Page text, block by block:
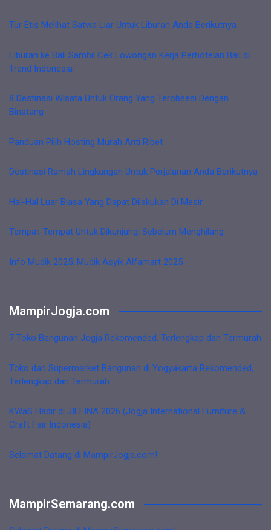
Tur Etis Melihat Satwa Liar Untuk Liburan Anda Berikutnya
Liburan ke Bali Sambil Cek Lowongan Kerja Perhotelan Bali di
Trend Indonesia
8 Destinasi Wisata Untuk Orang Yang Terobsesi Dengan
Binatang
Panduan Pilih Hosting Murah Anti Ribet
Destinasi Ramah Lingkungan Untuk Perjalanan Anda Berikutnya
Hal-Hal Luar Biasa Yang Dapat Dilakukan Di Mesir
Tempat-Tempat Untuk Dikunjungi Sebelum Menghilang
Info Mudik 2025: Mudik Asyik Alfamart 2025
MampirJogja.com
7 Toko Bangunan Jogja Rekomended, Terlengkap dan Termurah
Toko dan Supermarket Bangunan di Yogyakarta Rekomended,
Terlengkap dan Termurah
KWaS Hadir di JIFFINA 2026 (Jogja International Furniture &
Craft Fair Indonesia)
Selamat Datang di MampirJogja.com!
MampirSemarang.com